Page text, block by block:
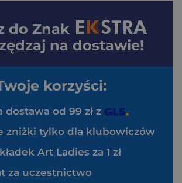
do Znak
na dostawie!
korzyści:
dostawa od 99 zł z
zniżki tylko dla klubowiczów
Art Ladies za 1 zł
za uczestnictwo